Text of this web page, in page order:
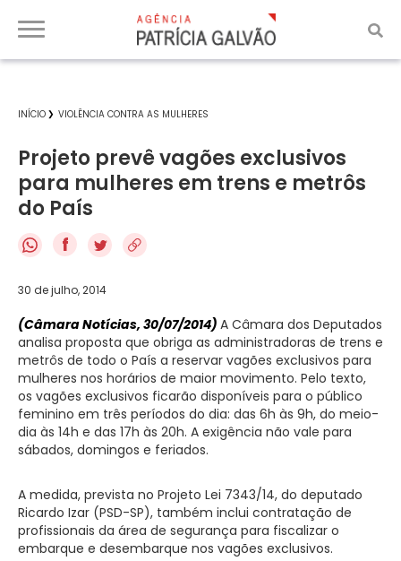
INÍCIO VIOLÊNCIA CONTRA AS MULHERES
Projeto prevê vagões exclusivos
para mulheres em trens e metrôs
do País
f
30 de julho, 2014
(Câmara Notícias, 30/07/2014) A Câmara dos Deputados
analisa proposta que obriga as administradoras de trens e
metrôs de todo o País a reservar vagões exclusivos para
mulheres nos horários de maior movimento. Pelo texto,
os vagões exclusivos ficarão disponíveis para o público
feminino em três períodos do dia: das 6h às 9h, do meio-
dia às 14h e das 17h às 20h. A exigência não vale para
sábados, domingos e feriados.
A medida, prevista no Projeto Lei 7343/14, do deputado
Ricardo Izar (PSD-SP), também inclui contratação de
profissionais da área de segurança para fiscalizar o
embarque e desembarque nos vagões exclusivos.